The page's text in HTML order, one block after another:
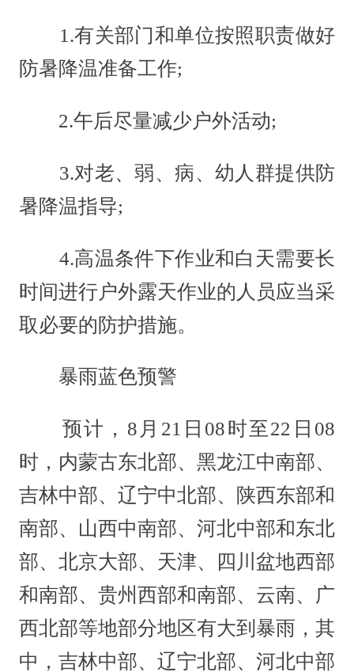
1.有关部门和单位按照职责做好
防暑降温准备工作;
2.午后尽量减少户外活动;
3.对老、弱、病、幼人群提供防
暑降温指导;
4.高温条件下作业和白天需要长
时间进行户外露天作业的人员应当采
取必要的防护措施。
暴雨蓝色预警
预计，8月21日08时至22日08
时，内蒙古东北部、黑龙江中南部、
吉林中部、辽宁中北部、陕西东部和
南部、山西中南部、河北中部和东北
部、北京大部、天津、四川盆地西部
和南部、贵州西部和南部、云南、广
西北部等地部分地区有大到暴雨，其
中，吉林中部、辽宁北部、河北中部